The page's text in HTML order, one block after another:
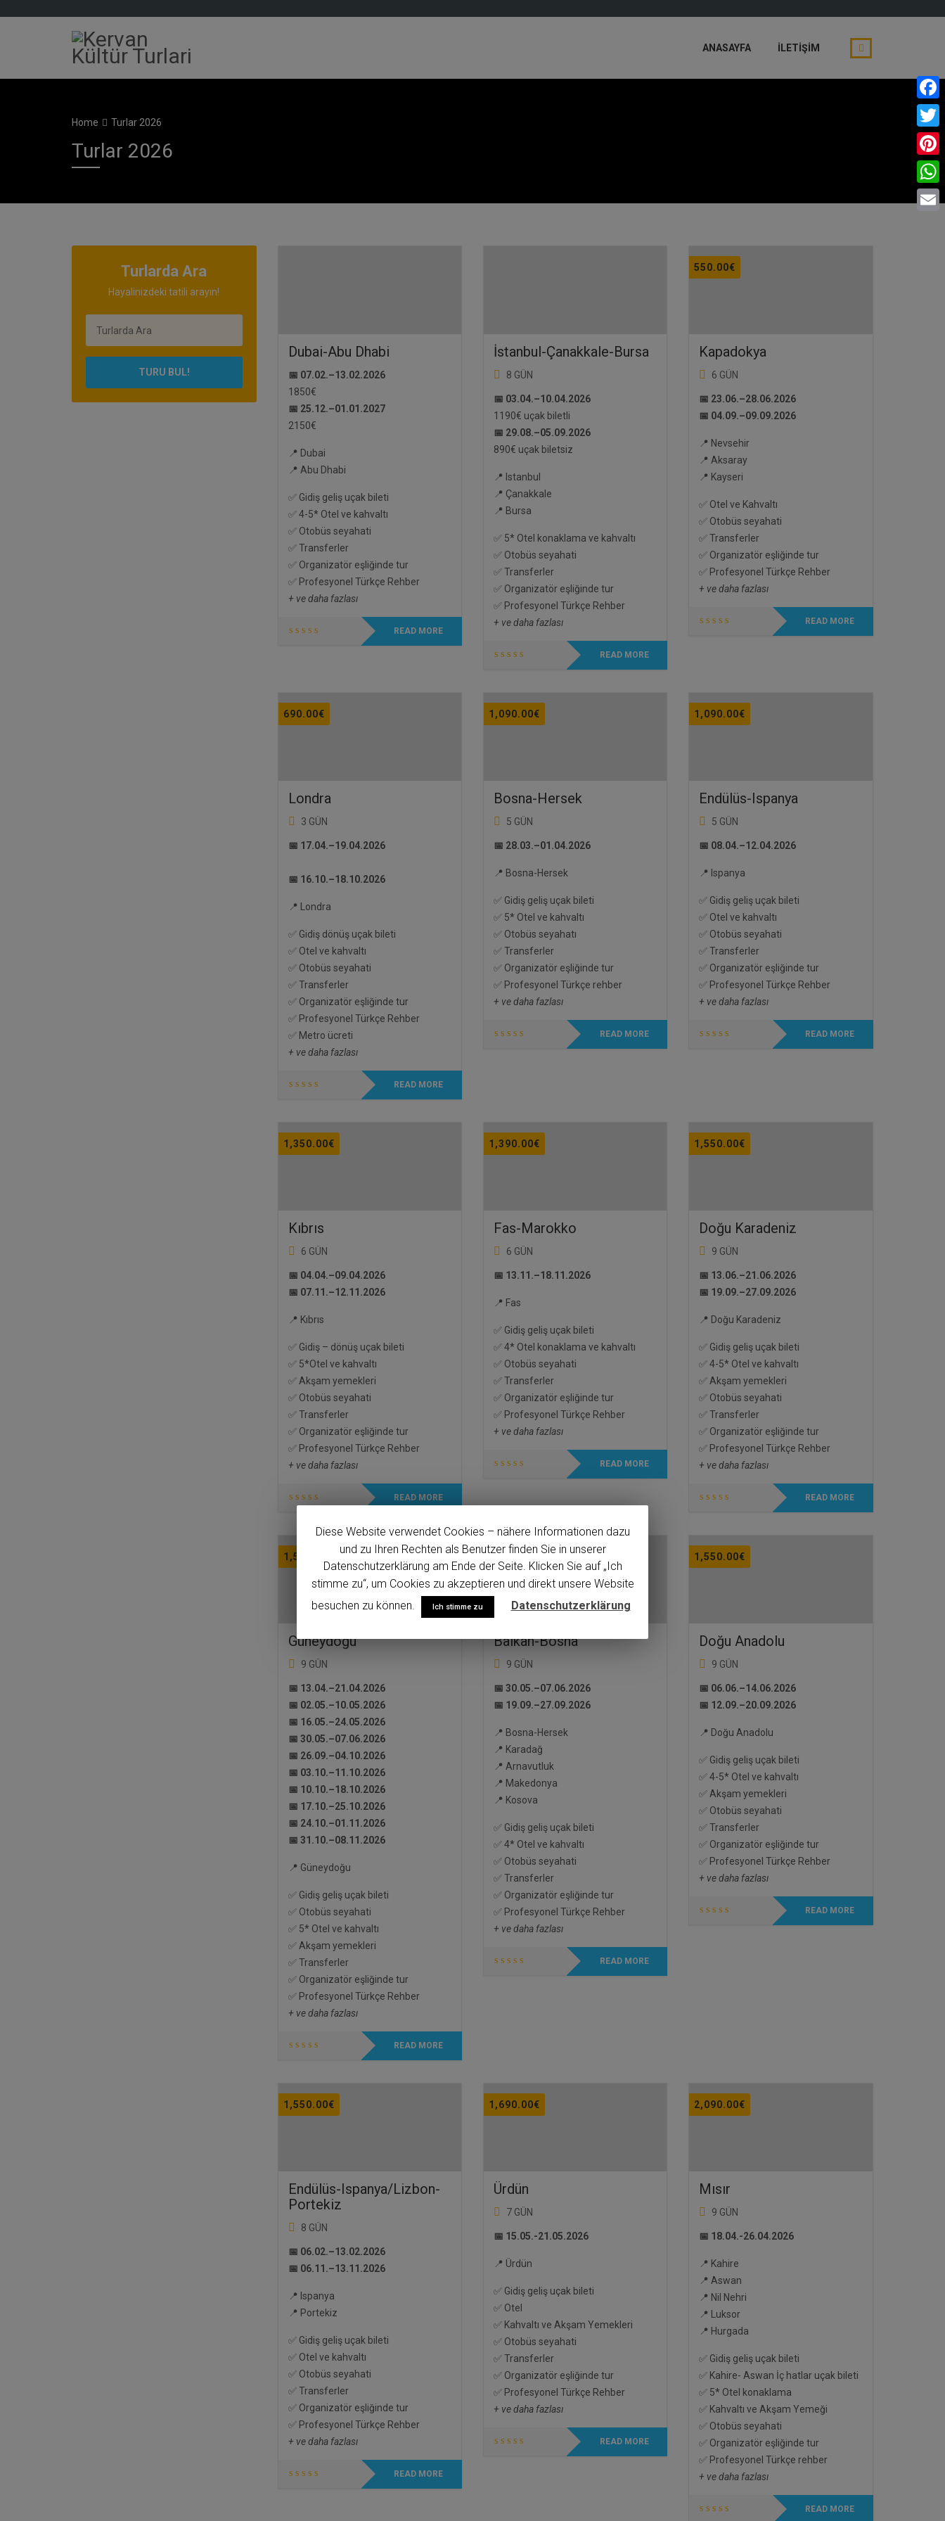
ANASAYFA İLETIŞIM
Home Turlar 2026
Turlar 2026
Dubai-Abu Dhabi
📅 07.02.–13.02.2026
1850€
📅 25.12.–01.01.2027
2150€
📍 Dubai
📍 Abu Dhabi
✅ Gidiş geliş uçak bileti
✅ 4-5* Otel ve kahvaltı
✅ Otobüs seyahati
✅ Transferler
✅ Organizatör eşliğinde tur
✅ Profesyonel Türkçe Rehber
+ ve daha fazlası
READ MORE
İstanbul-Çanakkale-Bursa
8 GÜN
📅 03.04.–10.04.2026
1190€ uçak biletli
📅 29.08.–05.09.2026
890€ uçak biletsiz
📍 Istanbul
📍 Çanakkale
📍 Bursa
✅ 5* Otel konaklama ve kahvaltı
✅ Otobüs seyahati
✅ Transferler
✅ Organizatör eşliğinde tur
✅ Profesyonel Türkçe Rehber
+ ve daha fazlası
READ MORE
550.00€
Kapadokya
6 GÜN
📅 23.06.–28.06.2026
📅 04.09.–09.09.2026
📍 Nevsehir
📍 Aksaray
📍 Kayseri
✅ Otel ve Kahvaltı
✅ Otobüs seyahati
✅ Transferler
✅ Organizatör eşliğinde tur
✅ Profesyonel Türkçe Rehber
+ ve daha fazlası
READ MORE
690.00€
Londra
3 GÜN
📅 17.04.–19.04.2026
📅 16.10.–18.10.2026
📍 Londra
✅ Gidiş dönüş uçak bileti
✅ Otel ve kahvaltı
✅ Otobüs seyahati
✅ Transferler
✅ Organizatör eşliğinde tur
✅ Profesyonel Türkçe Rehber
✅ Metro ücreti
+ ve daha fazlası
READ MORE
1,090.00€
Bosna-Hersek
5 GÜN
📅 28.03.–01.04.2026
📍 Bosna-Hersek
✅ Gidiş geliş uçak bileti
✅ 5* Otel ve kahvaltı
✅ Otobüs seyahatı
✅ Transferler
✅ Organizatör eşliğinde tur
✅ Profesyonel Türkçe rehber
+ ve daha fazlası
READ MORE
1,090.00€
Endülüs-Ispanya
5 GÜN
📅 08.04.–12.04.2026
📍 Ispanya
✅ Gidiş geliş uçak bileti
✅ Otel ve kahvaltı
✅ Otobüs seyahati
✅ Transferler
✅ Organizatör eşliğinde tur
✅ Profesyonel Türkçe Rehber
+ ve daha fazlası
READ MORE
1,350.00€
Kıbrıs
6 GÜN
📅 04.04.–09.04.2026
📅 07.11.–12.11.2026
📍 Kıbrıs
✅ Gidiş – dönüş uçak bileti
✅ 5*Otel ve kahvaltı
✅ Akşam yemekleri
✅ Otobüs seyahati
✅ Transferler
✅ Organizatör eşliğinde tur
✅ Profesyonel Türkçe Rehber
+ ve daha fazlası
READ MORE
1,390.00€
Fas-Marokko
6 GÜN
📅 13.11.–18.11.2026
📍 Fas
✅ Gidiş geliş uçak bileti
✅ 4* Otel konaklama ve kahvaltı
✅ Otobüs seyahati
✅ Transferler
✅ Organizatör eşliğinde tur
✅ Profesyonel Türkçe Rehber
+ ve daha fazlası
READ MORE
1,550.00€
Doğu Karadeniz
9 GÜN
📅 13.06.–21.06.2026
📅 19.09.–27.09.2026
📍 Doğu Karadeniz
✅ Gidiş geliş uçak bileti
✅ 4-5* Otel ve kahvaltı
✅ Akşam yemekleri
✅ Otobüs seyahati
✅ Transferler
✅ Organizatör eşliğinde tur
✅ Profesyonel Türkçe Rehber
+ ve daha fazlası
READ MORE
1,550.00
Güneydoğu
9 GÜN
📅 13.04.–21.04.2026
📅 02.05.–10.05.2026
📅 16.05.–24.05.2026
📅 30.05.–07.06.2026
📅 26.09.–04.10.2026
📅 03.10.–11.10.2026
📅 10.10.–18.10.2026
📅 17.10.–25.10.2026
📅 24.10.–01.11.2026
📅 31.10.–08.11.2026
📍 Güneydoğu
✅ Gidiş geliş uçak bileti
✅ Otobüs seyahati
✅ 5* Otel ve kahvaltı
✅ Akşam yemekleri
✅ Transferler
✅ Organizatör eşliğinde tur
✅ Profesyonel Türkçe Rehber
+ ve daha fazlası
READ MORE
1,550.00€
Balkan-Bosna
9 GÜN
📅 30.05.–07.06.2026
📅 19.09.–27.09.2026
📍 Bosna-Hersek
📍 Karadağ
📍 Arnavutluk
📍 Makedonya
📍 Kosova
✅ Gidiş geliş uçak bileti
✅ 4* Otel ve kahvaltı
✅ Otobüs seyahati
✅ Transferler
✅ Organizatör eşliğinde tur
✅ Profesyonel Türkçe Rehber
+ ve daha fazlası
READ MORE
1,550.00€
Doğu Anadolu
9 GÜN
📅 06.06.–14.06.2026
📅 12.09.–20.09.2026
📍 Doğu Anadolu
✅ Gidiş geliş uçak bileti
✅ 4-5* Otel ve kahvaltı
✅ Akşam yemekleri
✅ Otobüs seyahati
✅ Transferler
✅ Organizatör eşliğinde tur
✅ Profesyonel Türkçe Rehber
+ ve daha fazlası
READ MORE
1,550.00€
Endülüs-Ispanya/Lizbon-
Portekiz
8 GÜN
📅 06.02.–13.02.2026
📅 06.11.–13.11.2026
📍 Ispanya
📍 Portekiz
✅ Gidiş geliş uçak bileti
✅ Otel ve kahvaltı
✅ Otobüs seyahati
✅ Transferler
✅ Organizatör eşliğinde tur
✅ Profesyonel Türkçe Rehber
+ ve daha fazlası
READ MORE
1,690.00€
Ürdün
7 GÜN
📅 15.05.-21.05.2026
📍 Ürdün
✅ Gidiş geliş uçak bileti
✅ Otel
✅ Kahvaltı ve Akşam Yemekleri
✅ Otobüs seyahati
✅ Transferler
✅ Organizatör eşliğinde tur
✅ Profesyonel Türkçe Rehber
+ ve daha fazlası
READ MORE
2,090.00€
Mısır
9 GÜN
📅 18.04.-26.04.2026
📍 Kahire
📍 Aswan
📍 Nil Nehri
📍 Luksor
📍 Hurgada
✅ Gidiş geliş uçak bileti
✅ Kahire- Aswan İç hatlar uçak bileti
✅ 5* Otel konaklama
✅ Kahvaltı ve Akşam Yemeği
✅ Otobüs seyahati
✅ Organizatör eşliğinde tur
✅ Profesyonel Türkçe rehber
+ ve daha fazlası
READ MORE
Turlarda Ara
Hayalinizdeki tatili arayın!
TURU BUL!
Diese Website verwendet Cookies – nähere Informationen dazu
und zu Ihren Rechten als Benutzer finden Sie in unserer
Datenschutzerklärung am Ende der Seite. Klicken Sie auf „Ich
stimme zu“, um Cookies zu akzeptieren und direkt unsere Website
besuchen zu können.
Ich stimme zu Datenschutzerklärung